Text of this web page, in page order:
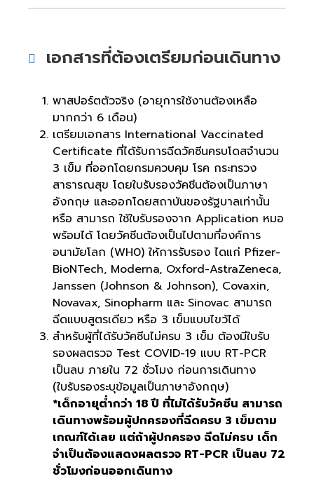
เอกสารที่ต้องเตรียมก่อนเดินทาง
พาสปอร์ตตัวจริง (อายุการใช้งานต้องเหลือ
มากกว่า 6 เดือน)
เตรียมเอกสาร International Vaccinated
Certificate ที่ได้รับการฉีดวัคซีนครบโดสจำนวน
3 เข็ม ที่ออกโดยกรมควบคุม โรค กระทรวง
สาธารณสุข โดยใบรับรองวัคชีนต้องเป็นภาษา
อังกฤษ และออกโดยสถาบันของรัฐบาลเท่านั้น
หรือ สามารถ ใช้ใบรับรองจาก Application หมอ
พร้อมได้ โดยวัคชีนต้องเป็นไปตามที่องค์การ
อนามัยโลก (WH0) ให้การรับรอง ไดแก่ Pfizer-
BioNTech, Moderna, Oxford-AstraZeneca,
Janssen (Johnson & Johnson), Covaxin,
Novavax, Sinopharm และ Sinovac สามารถ
ฉีดแบบสูตรเดียว หรือ 3 เข็มแบบไขว้ได้
สำหรับผู้ที่ได้รับวัคซีนไม่ครบ 3 เข็ม ต้องมีใบรับ
รองผลตรวจ Test COVID-19 แบบ RT-PCR
เป็นลบ ภายใน 72 ชั่วโมง ก่อนการเดินทาง
(ใบรับรองระบุข้อมูลเป็นภาษาอังกฤษ)
*เด็กอายุต่ำกว่า 18 ปี ที่ไม่ได้รับวัคซีน สามารถ
เดินทางพร้อมผู้ปกครองที่ฉีดครบ 3 เข็มตาม
เกณฑ์ได้เลย แต่ถ้าผู้ปกครอง ฉีดไม่ครบ เด็ก
จำเป็นต้องแสดงผลตรวจ RT-PCR เป็นลบ 72
ชั่วโมงก่อนออกเดินทาง